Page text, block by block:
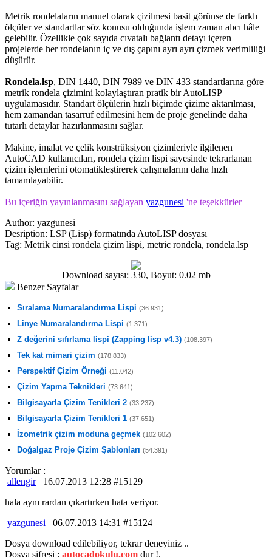
Metrik rondelaların manuel olarak çizilmesi basit görünse de farklı
ölçüler ve standartlar söz konusu olduğunda işlem zaman alıcı hâle
gelebilir. Özellikle çok sayıda cıvatalı bağlantı detayı içeren
projelerde her rondelanın iç ve dış çapını ayrı ayrı çizmek verimliliği
düşürür.
Rondela.lsp, DIN 1440, DIN 7989 ve DIN 433 standartlarına göre
metrik rondela çizimini kolaylaştıran pratik bir AutoLISP
uygulamasıdır. Standart ölçülerin hızlı biçimde çizime aktarılması,
hem zamandan tasarruf edilmesini hem de proje genelinde daha
tutarlı detaylar hazırlanmasını sağlar.
Makine, imalat ve çelik konstrüksiyon çizimleriyle ilgilenen
AutoCAD kullanıcıları, rondela çizim lispi sayesinde tekrarlanan
çizim işlemlerini otomatikleştirerek çalışmalarını daha hızlı
tamamlayabilir.
Bu içeriğin yayınlanmasını sağlayan yazgunesi 'ne teşekkürler
Author: yazgunesi
Desription: LSP (Lisp) formatında AutoLISP dosyası
Tag: Metrik cinsi rondela çizim lispi, metric rondela, rondela.lsp
Download sayısı: 330, Boyut: 0.02 mb
Benzer Sayfalar
Sıralama Numaralandırma Lispi (36.931)
Linye Numaralandırma Lispi (1.371)
Z değerini sıfırlama lispi (Zapping lisp v4.3) (108.397)
Tek kat mimari çizim (178.833)
Perspektif Çizim Örneği (11.042)
Çizim Yapma Teknikleri (73.641)
Bilgisayarla Çizim Tenikleri 2 (33.237)
Bilgisayarla Çizim Tenikleri 1 (37.651)
İzometrik çizim moduna geçmek (102.602)
Doğalgaz Proje Çizim Şablonları (54.391)
Yorumlar :
allengir16.07.2013 12:28 #15129
hala aynı rardan çıkartırken hata veriyor.
yazgunesi 06.07.2013 14:31 #15124
Dosya download edilebiliyor, tekrar deneyiniz ..
Dosya şifresi : autocadokulu.com dur !.